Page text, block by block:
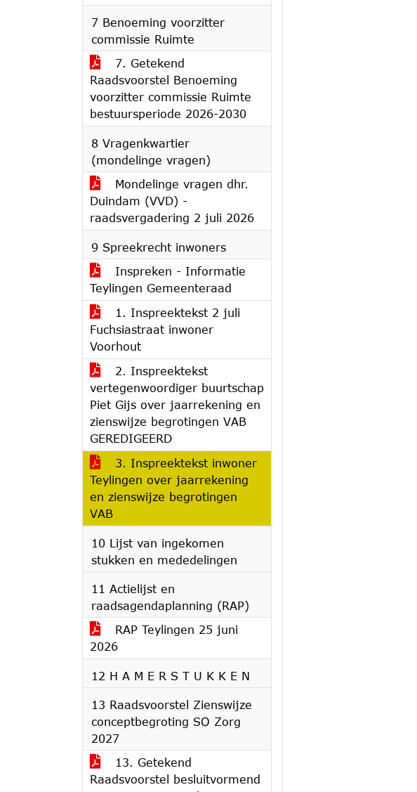
7 Benoeming voorzitter
commissie Ruimte
7. Getekend
Raadsvoorstel Benoeming
voorzitter commissie Ruimte
bestuursperiode 2026-2030
8 Vragenkwartier
(mondelinge vragen)
Mondelinge vragen dhr.
Duindam (VVD) -
raadsvergadering 2 juli 2026
9 Spreekrecht inwoners
Inspreken - Informatie
Teylingen Gemeenteraad
1. Inspreektekst 2 juli
Fuchsiastraat inwoner
Voorhout
2. Inspreektekst
vertegenwoordiger buurtschap
Piet Gijs over jaarrekening en
zienswijze begrotingen VAB
GEREDIGEERD
3. Inspreektekst inwoner
Teylingen over jaarrekening
en zienswijze begrotingen
VAB
10 Lijst van ingekomen
stukken en mededelingen
11 Actielijst en
raadsagendaplanning (RAP)
RAP Teylingen 25 juni
2026
12 H A M E R S T U K K E N
13 Raadsvoorstel Zienswijze
conceptbegroting SO Zorg
2027
13. Getekend
Raadsvoorstel besluitvormend